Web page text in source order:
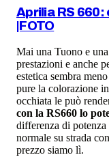
Aprilia RS 660:
|FOTO
Mai una Tuono e
prestazioni e anche
estetica sembra
pure la colorazione
occhiata le può
con la RS660 lo
differenza di
normale su strada
prezzo siamo lì.